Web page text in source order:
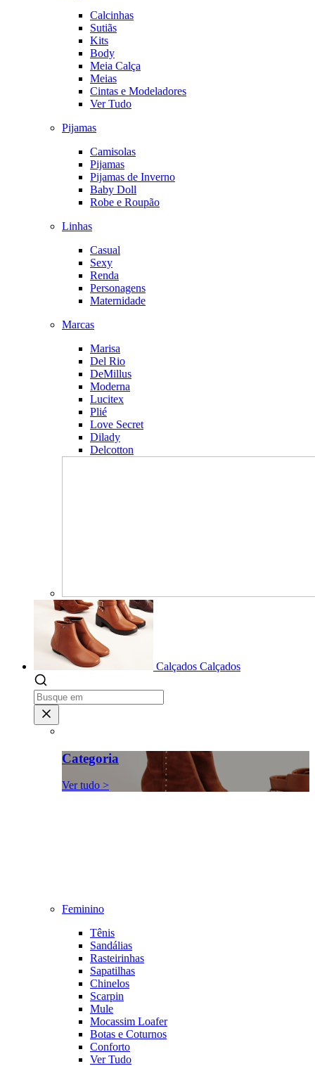
Calcinhas
Sutiãs
Kits
Body
Meia Calça
Meias
Cintas e Modeladores
Ver Tudo
Pijamas
Camisolas
Pijamas
Pijamas de Inverno
Baby Doll
Robe e Roupão
Linhas
Casual
Sexy
Renda
Personagens
Maternidade
Marcas
Marisa
Del Rio
DeMillus
Moderna
Lucitex
Plié
Love Secret
Dilady
Delcotton
Calçados Calçados
Categoria
Ver tudo >
Feminino
Tênis
Sandálias
Rasteirinhas
Sapatilhas
Chinelos
Scarpin
Mule
Mocassim Loafer
Botas e Coturnos
Conforto
Ver Tudo